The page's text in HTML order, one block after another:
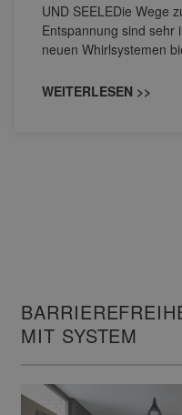
UND SEELEDie Wege
Entspannung sind sehr
neuen Whirlsystemen
WEITERLESEN >>
MIT SYSTEM